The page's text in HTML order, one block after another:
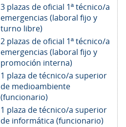
3 plazas de oficial 1ª técnico/a
emergencias (laboral fijo y
turno libre)
2 plazas de oficial 1ª técnico/a
emergencias (laboral fijo y
promoción interna)
1 plaza de técnico/a superior
de medioambiente
(funcionario)
1 plaza de técnico/a superior
de informática (funcionario)